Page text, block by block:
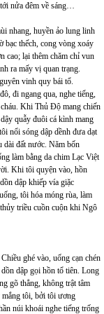
nửa đêm về sáng…
nhang, huyền ảo lung linh
bạc thếch, cong vòng xoáy
cao; lại thêm chăm chỉ vun
ra mấy vị quan trạng.
vinh quy bái tổ.
đi ngang qua, nghe tiếng,
Khi Thủ Độ mang chiến
quẫy đuôi cá kình mang
nổi sóng dập dềnh đưa dạt
dài đất nước. Năm bốn
làm bằng da chim Lạc Việt
Khi tôi quyện vào, hồn
dập khiếp vía giặc
tôi hóa móng rùa, làm
triều cuồn cuộn khi Ngô
ghé vào, uống cạn chén
dập gọi hồn tổ tiên. Long
gõ thẳng, không trật tâm
mắng tôi, bởi tôi ương
núi khoái nghe tiếng trống